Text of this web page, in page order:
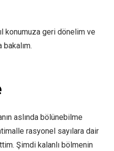
konumuza geri dönelim ve
bakalım.
aslında bölünebilme
rasyonel sayılara dair
Şimdi kalanlı bölmenin